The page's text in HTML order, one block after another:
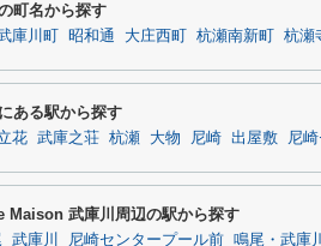
町名から探す
庫川町 昭和通 大庄西町 杭瀬南新町 杭瀬
ある駅から探す
花 武庫之荘 杭瀬 大物 尼崎 出屋敷 尼
Maison 武庫川周辺の駅から探す
武庫川 尼崎センタープール前 鳴尾・武庫